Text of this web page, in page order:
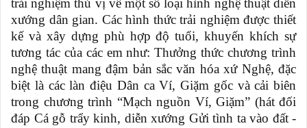
xướng dân gian. Các hình thức trải nghiệm được thiết
kế và xây dựng phù hợp độ tuổi, khuyến khích sự
tương tác của các em như:Thưởng thức chương trình
nghệ thuật mang đậm bản sắc văn hóa xứ Nghệ, đặc
biệt là các làn điệu Dân ca Ví, Giặm gốc và cải biên
trong chương trình “Mạch nguồn Ví, Giặm” (hát đối
đáp Cá gỗ trẩy kinh, diễn xướng Gửi tình ta vào đất -